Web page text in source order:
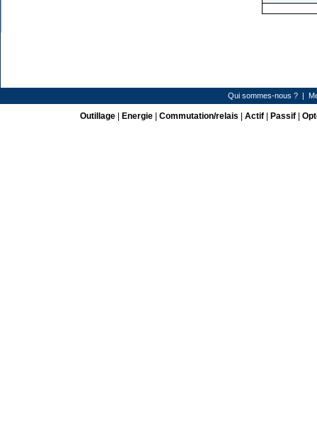
Qui sommes-nous ? |
Outillage| Energie| Commutation/relais Actif| Passif|